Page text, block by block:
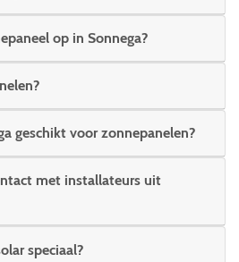
op in Sonnega?
geschikt voor zonnepanelen?
met installateurs uit
speciaal?